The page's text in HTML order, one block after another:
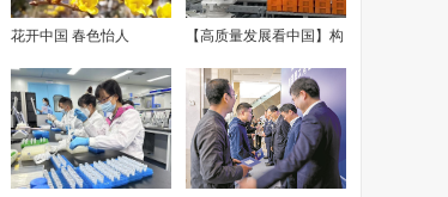
花开中国 春色怡人 【高质量发展看中国】构
建“多龙探海”体系 高质量
发展海洋地质事业